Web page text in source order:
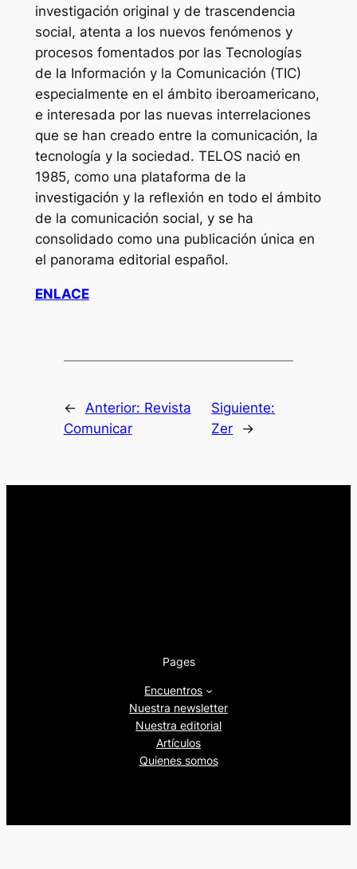
investigación original y de trascendencia
social, atenta a los nuevos fenómenos y
procesos fomentados por las Tecnologías
de la Información y la Comunicación (TIC)
especialmente en el ámbito iberoamericano,
e interesada por las nuevas interrelaciones
que se han creado entre la comunicación, la
tecnología y la sociedad. TELOS nació en
1985, como una plataforma de la
investigación y la reflexión en todo el ámbito
de la comunicación social, y se ha
consolidado como una publicación única en
el panorama editorial español.
ENLACE
← Anterior: Revista
Comunicar
Siguiente:
Zer
→
Pages
Encuentros
Nuestra newsletter
Nuestra editorial
Artículos
Quienes somos